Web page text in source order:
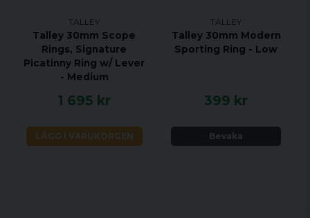
TALLEY
Talley 30mm Scope
Rings, Signature
Picatinny Ring w/ Lever
- Medium
1 695 kr
LÄGG I VARUKORGEN
TALLEY
Talley 30mm Modern
Sporting Ring - Low
399 kr
Bevaka